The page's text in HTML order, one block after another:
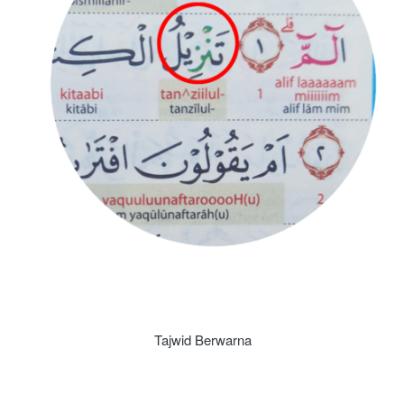
Tajwid Berwarna